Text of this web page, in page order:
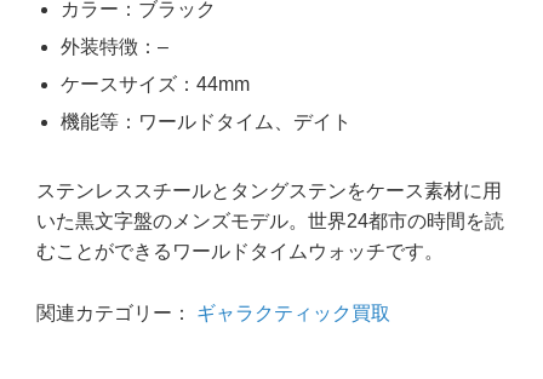
カラー：ブラック
外装特徴：–
ケースサイズ：44mm
機能等：ワールドタイム、デイト
ステンレススチールとタングステンをケース素材に用
いた黒文字盤のメンズモデル。世界24都市の時間を読
むことができるワールドタイムウォッチです。
関連カテゴリー： ギャラクティック買取